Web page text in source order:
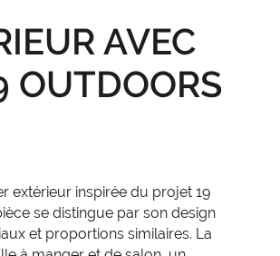
AVEC
OUTDOORS
extérieur inspirée du projet 19
se distingue par son design
et proportions similaires. La